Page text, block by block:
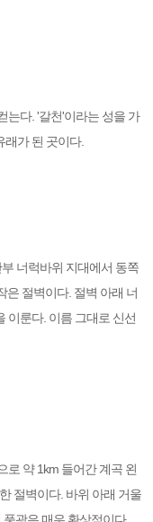
는다. '갈천'이라는 성을 가
래가 된 곳이다.
너럭바위 지대에서 동쪽
은 절벽이다. 절벽 아래 너
이룬다. 이름 그대로 신선
로 약 1km 들어간 계곡 왼
절벽이다. 바위 아래 거울